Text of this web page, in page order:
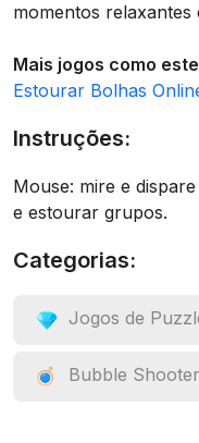
momentos relaxantes
Mais jogos como
Estourar Bolhas
Instruções:
Mouse: mire e
e estourar grupos.
Categorias:
Jogos de
Bubble